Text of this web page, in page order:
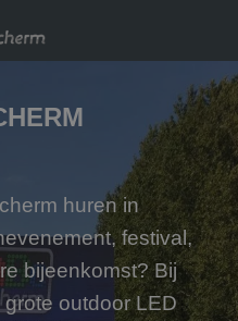
huren in
festival,
bijeenkomst? Bij
outdoor LED